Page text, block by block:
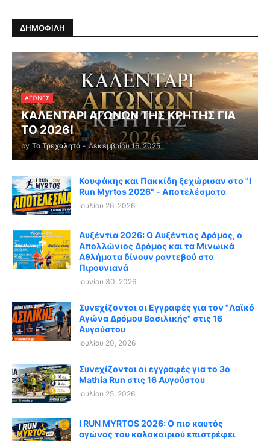
ΔΗΜΟΦΙΛΗ
ΑΓΏΝΕΣ
ΚΑΛΕΝΤΑΡΙ ΑΓΩΝΩΝ ΤΗΣ ΚΡΗΤΗΣ ΓΙΑ
ΤΟ 2026!
by Το Τρεχαλητό - Δεκεμβρίου 16, 2025
Κουφάκης και Πακκίδη ξεχώρισαν στο "I
Run Myrtos 2026" - Αποτελέσματα
Ιουλίου 26, 2026
Αυξέντια 2026: Ο Αυξέντιος Δρόμος, ο
Απολλώνιος Δρόμος και τα Μινωικά
Αθλήματα δίνουν ραντεβού στα
Πιρουνιανά
Ιουνίου 30, 2026
Συνεχίζονται οι Εγγραφές για τον "Λαϊκό
Αγώνα Δρόμου Βασιλικής" στις 16
Αυγούστου
Ιουλίου 20, 2026
Συνεχίζονται οι εγγραφές για το 3ο
Mathia Run στις 16 Αυγούστου
Ιουλίου 25, 2026
I RUN MYRTOS 2026: Ο πιο καυτός
αγώνας του καλοκαιριού επιστρέφει